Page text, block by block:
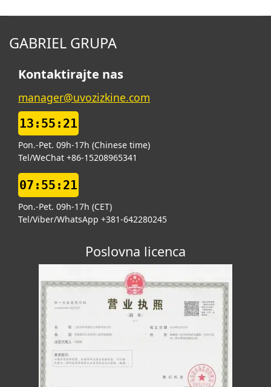
GABRIEL GRUPA
Kontaktirajte nas
manager@uvozizkine.com
13:55:21
Pon.-Pet. 09h-17h (Chinese time)
Tel/WeChat +86-15208965341
07:55:21
Pon.-Pet. 09h-17h (CET)
Tel/Viber/WhatsApp +381-642280245
Poslovna licenca